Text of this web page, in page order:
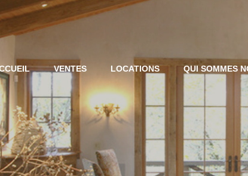
VENTES LOCATIONS QUI SOMMES